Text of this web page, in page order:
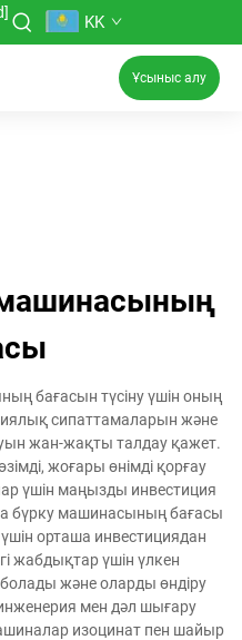
KK
Ұсыныс алу
машинасының
бағасын түсіну үшін оның
сипаттамаларын және
жан-жақты талдау қажет.
жоғары өнімді қорғау
үшін маңызды инвестиция
бүрку машинасының бағасы
үшін орташа инвестициядан
жабдықтар үшін үлкен
және оларды өндіру
мен дәл шығару
изоцинат пен шайыр